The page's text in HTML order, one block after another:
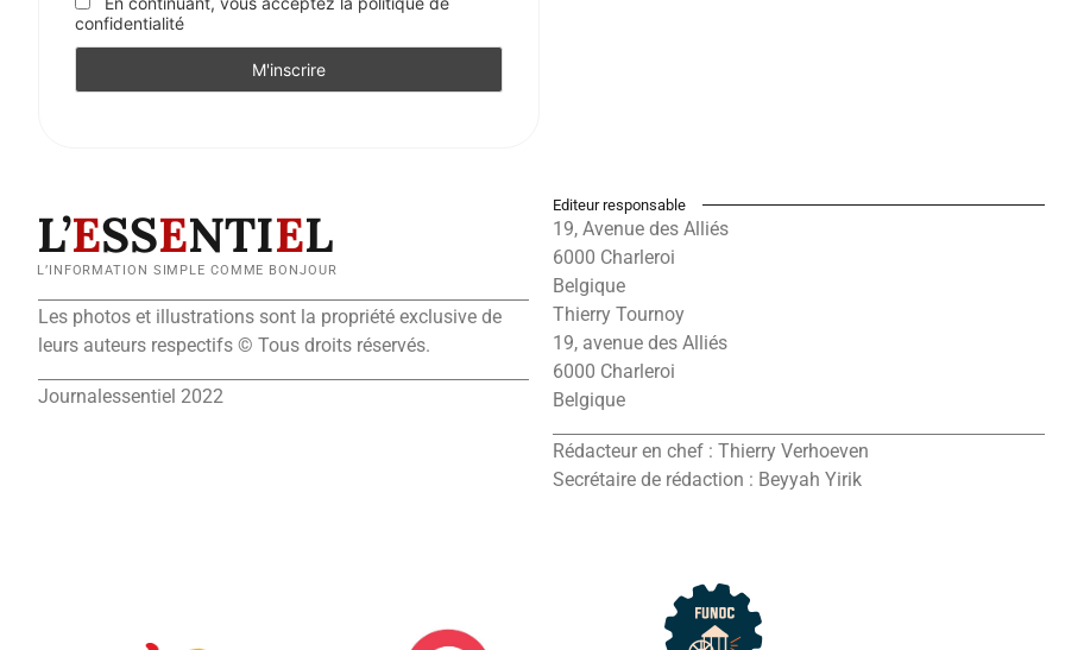
confidentialité
L’ESSENTIEL
L’INFORMATION SIMPLE COMME BONJOUR
Les photos et illustrations sont la propriété exclusive de
leurs auteurs respectifs © Tous droits réservés.
Journalessentiel 2022
Editeur responsable
19, Avenue des Alliés
6000 Charleroi
Belgique
Thierry Tournoy
19, avenue des Alliés
6000 Charleroi
Belgique
Rédacteur en chef : Thierry Verhoeven
Secrétaire de rédaction : Beyyah Yirik